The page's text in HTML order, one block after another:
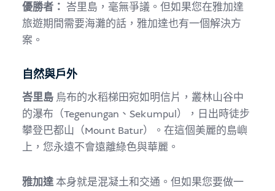
優勝者： 峇里島，毫無爭議。但如果您在雅加達
旅遊期間需要海灘的話，雅加達也有一個解決方
案。
自然與戶外
峇里島 烏布的水稻梯田宛如明信片，叢林山谷中
的瀑布（Tegenungan、Sekumpul），日出時徒步
攀登巴都山（Mount Batur）。在這個美麗的島嶼
上，您永遠不會遠離綠色與華麗。
雅加達本身就是混凝土和交通。但如果您要做一